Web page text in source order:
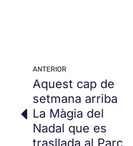
ANTERIOR
Aquest cap de
setmana arriba
La Màgia del
Nadal que es
trasllada al Parc